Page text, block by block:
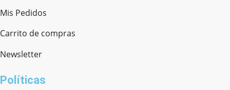
Mis Pedidos
Carrito de compras
Newsletter
Políticas